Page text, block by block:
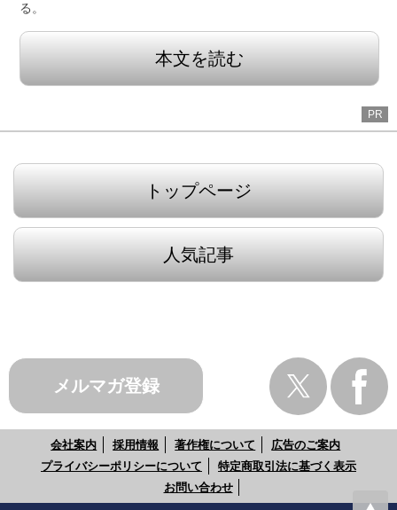
る。
本文を読む
PR
トップページ
人気記事
メルマガ登録
会社案内 採用情報 著作権について
広告のご案内
プライバシーポリシーについて
特定商取引法に基づく表示
お問い合わせ